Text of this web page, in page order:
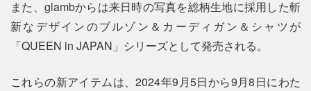
また、glambからは来日時の写真を総柄生地に採用した斬
新なデザインのブルゾン＆カーディガン＆シャツが
「QUEEN in JAPAN」シリーズとして発売される。
これらの新アイテムは、2024年9月5日から9月8日にわた